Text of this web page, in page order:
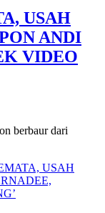
USAH
ANDI
VIDEO
berbaur dari
USAH